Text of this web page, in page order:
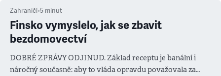
Zahraničí•5 minut
Finsko vymyslelo, jak se zbavit
bezdomovectví
DOBRÉ ZPRÁVY ODJINUD. Základ receptu je banální i
náročný současně: aby to vláda opravdu považovala za